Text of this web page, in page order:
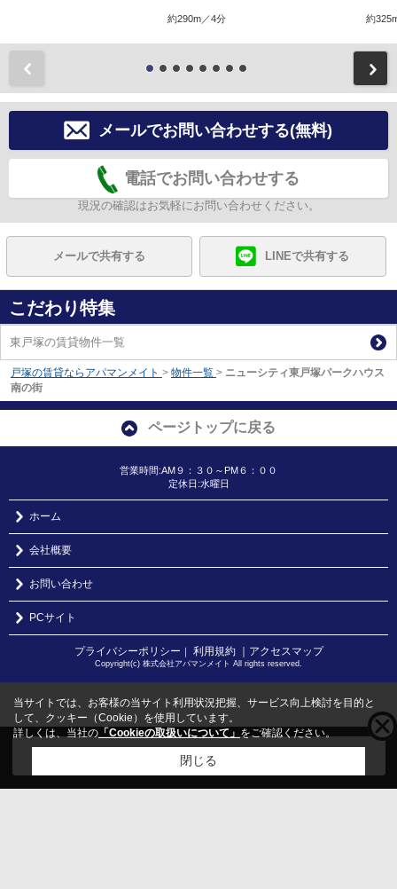
約290m／4分 約
メールでお問い合わせする(無料)
電話でお問い合わせする
現況の確認はお気軽にお問い合わせください。
メールで共有する LINEで共有する
こだわり特集
東戸塚の賃貸物件一覧
戸塚の賃貸ならアパマンメイト > 物件一覧 > ニューシティ東戸塚パークハウス
南の街
ページトップに戻る
営業時間:AM９：３０～PM６：００
定休日:水曜日
ホーム
会社概要
お問い合わせ
PCサイト
プライバシーポリシー 利用規約 ｜アクセスマップ
Copyright(c) 株式会社アパマンメイト All rights reserved.
こちらの物件をご覧の方にお勧めな物件
当サイトでは、お客様の当サイト利用状況把握、サービス向上検討を目的と
して、クッキー（Cookie）を使用しています。
詳しくは、当社の 「Cookieの取扱いについて」 をご確認ください。
閉じる